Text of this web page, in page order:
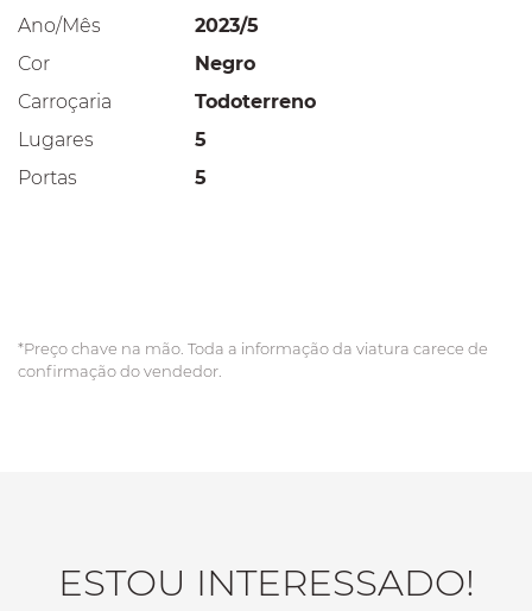
Ano/Mês
2023/5
Cor
Negro
Carroçaria
Todoterreno
Lugares
5
Portas
5
*Preço chave na mão. Toda a informação da viatura carece de
confirmação do vendedor.
ESTOU INTERESSADO!